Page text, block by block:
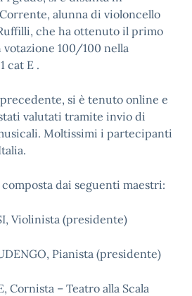
alunna di violoncello
che ha ottenuto il primo
100/100 nella
cat E .
si è tenuto online e
valutati tramite invio di
Moltissimi i partecipanti
dai seguenti maestri:
Violinista (presidente)
Pianista (presidente)
Cornista – Teatro alla Scala